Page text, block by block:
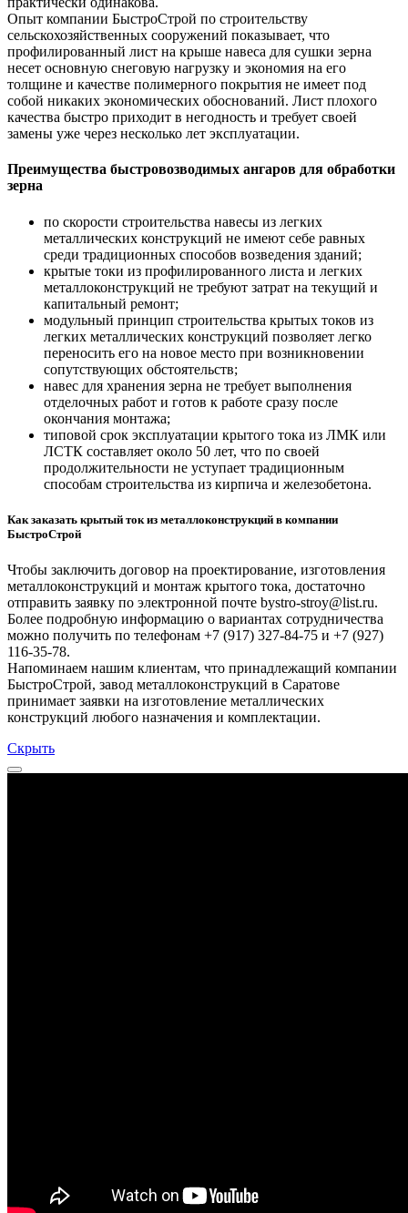
Опыт компании БыстроСтрой по строительству
сельскохозяйственных сооружений показывает, что
профилированный лист на крыше навеса для сушки зерна
несет основную снеговую нагрузку и экономия на его
толщине и качестве полимерного покрытия не имеет под
собой никаких экономических обоснований. Лист плохого
качества быстро приходит в негодность и требует своей
замены уже через несколько лет эксплуатации.
Преимущества быстровозводимых ангаров для обработки
зерна
по скорости строительства навесы из легких
металлических конструкций не имеют себе равных
среди традиционных способов возведения зданий;
крытые токи из профилированного листа и легких
металлоконструкций не требуют затрат на текущий и
капитальный ремонт;
модульный принцип строительства крытых токов из
легких металлических конструкций позволяет легко
переносить его на новое место при возникновении
сопутствующих обстоятельств;
навес для хранения зерна не требует выполнения
отделочных работ и готов к работе сразу после
окончания монтажа;
типовой срок эксплуатации крытого тока из ЛМК или
ЛСТК составляет около 50 лет, что по своей
продолжительности не уступает традиционным
способам строительства из кирпича и железобетона.
Как заказать крытый ток из металлоконструкций в компании
БыстроСтрой
Чтобы заключить договор на проектирование, изготовления
металлоконструкций и монтаж крытого тока, достаточно
отправить заявку по электронной почте bystro-stroy@list.ru.
Более подробную информацию о вариантах сотрудничества
можно получить по телефонам +7 (917) 327-84-75 и +7 (927)
116-35-78.
Напоминаем нашим клиентам, что принадлежащий компании
БыстроСтрой, завод металлоконструкций в Саратове
принимает заявки на изготовление металлических
конструкций любого назначения и комплектации.
Скрыть